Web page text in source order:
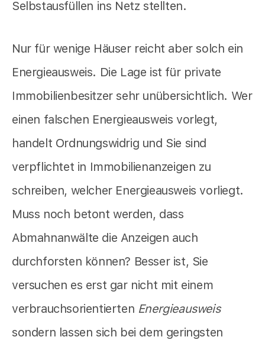
Selbstausfüllen ins Netz stellten.
Nur für wenige Häuser reicht aber solch ein
Energieausweis. Die Lage ist für private
Immobilienbesitzer sehr unübersichtlich. Wer
einen falschen Energieausweis vorlegt,
handelt Ordnungswidrig und Sie sind
verpflichtet in Immobilienanzeigen zu
schreiben, welcher Energieausweis vorliegt.
Muss noch betont werden, dass
Abmahnanwälte die Anzeigen auch
durchforsten können? Besser ist, Sie
versuchen es erst gar nicht mit einem
verbrauchsorientierten Energieausweis
sondern lassen sich bei dem geringsten